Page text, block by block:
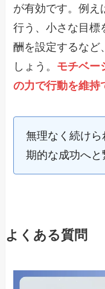
が有効です。例え
行う、小さな目標
酬を設定するなど
しょう。 モチベー
の力で行動を維持
無理なく続け
期的な成功へと
よくある質問